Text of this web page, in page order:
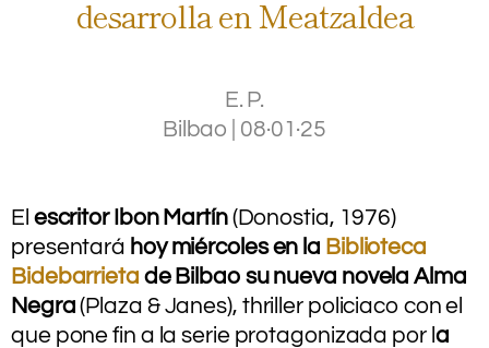
desarrolla en Meatzaldea
E. P.
Bilbao
08·01·25
El escritor Ibon Martín(Donostia, 1976)
presentará hoy miércoles en la Biblioteca
Bidebarrieta de Bilbao su nueva novela Alma
Negra(Plaza & Janes), thriller policiaco con el
que pone fin a la serie protagonizada por l a